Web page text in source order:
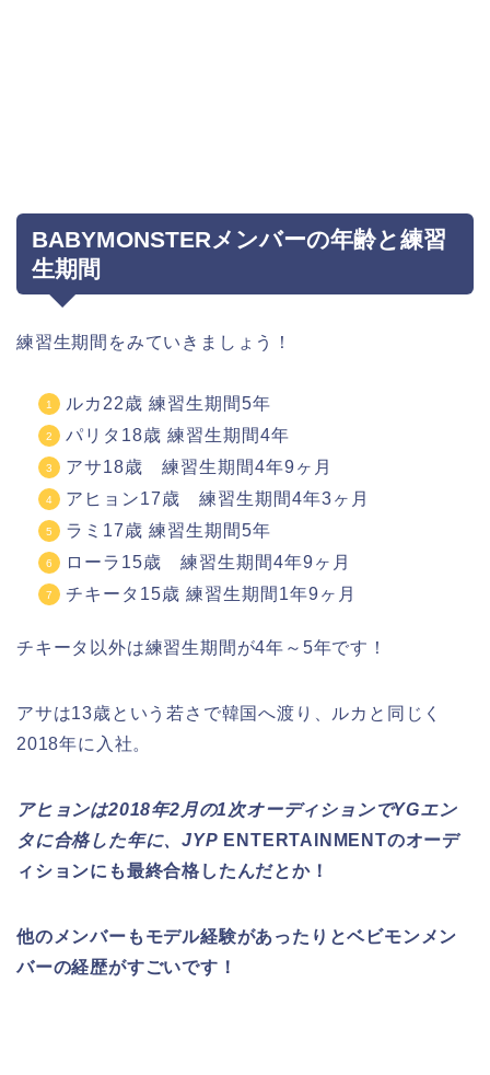
BABYMONSTERメンバーの年齢と練習
生期間
練習生期間をみていきましょう！
ルカ22歳 練習生期間5年
パリタ18歳 練習生期間4年
アサ18歳 練習生期間4年9ヶ月
アヒョン17歳 練習生期間4年3ヶ月
ラミ17歳 練習生期間5年
ローラ15歳 練習生期間4年9ヶ月
チキータ15歳 練習生期間1年9ヶ月
チキータ以外は練習生期間が4年～5年です！
アサは13歳という若さで韓国へ渡り、ルカと同じく
2018年に入社。
アヒョンは2018年2月の1次オーディションでYGエン
タに合格した年に、JYP ENTERTAINMENTのオーデ
ィションにも最終合格したんだとか！
他のメンバーもモデル経験があったりとベビモンメン
バーの経歴がすごいです！